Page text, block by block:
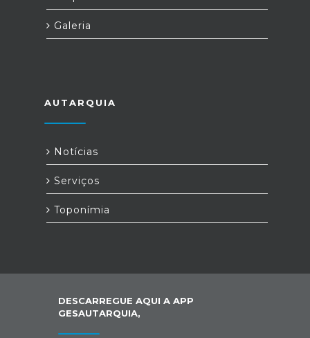
Galeria
AUTARQUIA
Notícias
Serviços
Toponímia
DESCARREGUE AQUI A APP
GESAUTARQUIA,